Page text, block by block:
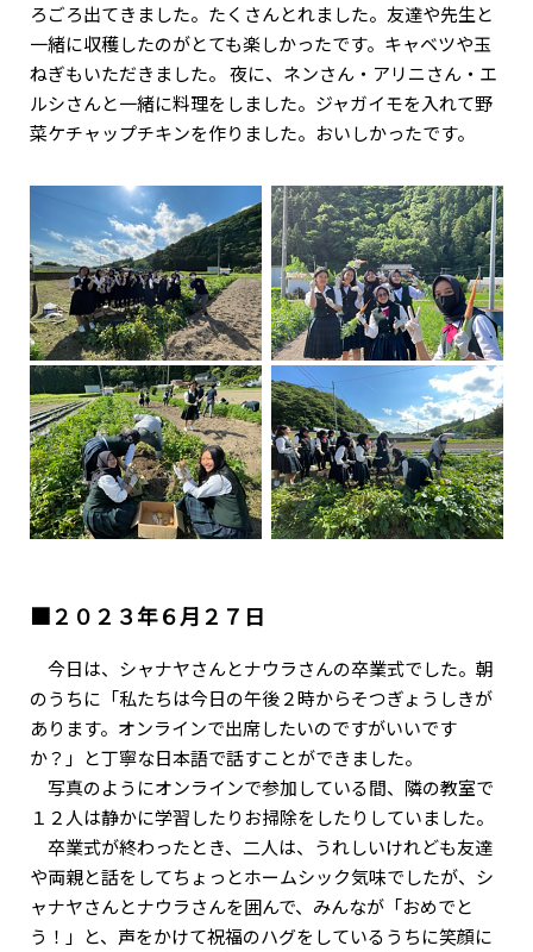
ろごろ出てきました。たくさんとれました。友達や先生と
一緒に収穫したのがとても楽しかったです。キャベツや玉
ねぎもいただきました。 夜に、ネンさん・アリニさん・エ
ルシさんと一緒に料理をしました。ジャガイモを入れて野
菜ケチャップチキンを作りました。おいしかったです。
■２０２３年６月２７日
今日は、シャナヤさんとナウラさんの卒業式でした。朝
のうちに「私たちは今日の午後２時からそつぎょうしきが
あります。オンラインで出席したいのですがいいです
か？」と丁寧な日本語で話すことができました。
写真のようにオンラインで参加している間、隣の教室で
１２人は静かに学習したりお掃除をしたりしていました。
卒業式が終わったとき、二人は、うれしいけれども友達
や両親と話をしてちょっとホームシック気味でしたが、シ
ャナヤさんとナウラさんを囲んで、みんなが「おめでと
う！」と、声をかけて祝福のハグをしているうちに笑顔に